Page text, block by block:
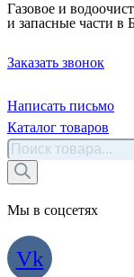
Газовое и
и запасные части в
Заказать звонок
Написать письмо
Каталог товаров
Поиск
товаров
Мы в соцсетях
Vk